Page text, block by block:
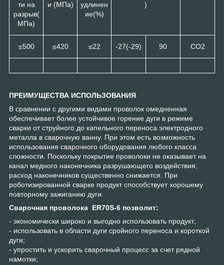
ти на
разрыв(
МПа)
и (МПа)
удлинен
ие(%)
)
≤500 ≤420 ≤22 -27(-29) 90 CO2
ПРЕИМУЩЕСТВА ИСПОЛЬЗОВАНИЯ
В сравнении с другими видами проволок омедненная
обеспечивает более устойчивое горение дуги в режиме
сварки от струйного до капельного переноса электродного
металла в сварочную ванну. При этом есть возможность
использования сварочного оборудования любого класса
сложности. Поскольку покрытие проволоки не оказывает на
канал медного наконечника разрушающего воздействия,
расход наконечников существенно снижается. При
роботизированной сварке продукт способствует хорошему
повторному зажиганию дуги.
Сварочная проволока ER70S-6 позволит:
- экономически широко и выгодно использовать продукт;
- использовать в области дуги сройного переноса и короткой
дуги;
- упростить и ускорить сварочный процесс за счет рядной
намотки;